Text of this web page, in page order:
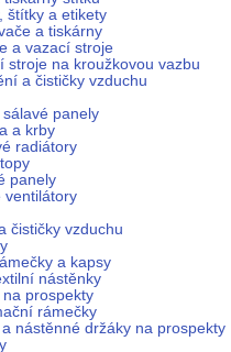
štítky a etikety
a tiskárny
a vazací stroje
stroje na kroužkovou vazbu
a čističky vzduchu
panely
a krby
radiátory
panely
ventilátory
čističky vzduchu
a kapsy
nástěnky
na prospekty
rámečky
nástěnné držáky na prospekty